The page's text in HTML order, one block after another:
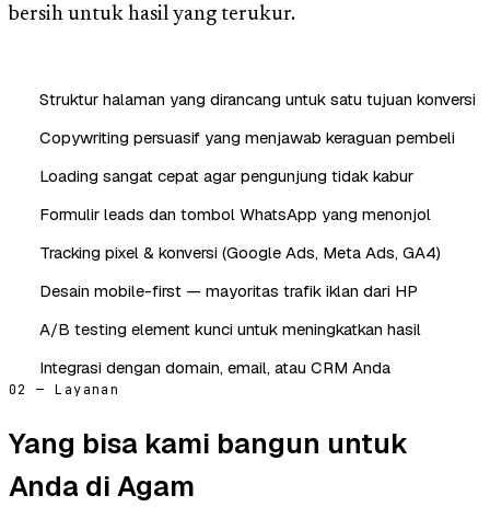
bersih untuk hasil yang terukur.
Struktur halaman yang dirancang untuk satu tujuan konversi
Copywriting persuasif yang menjawab keraguan pembeli
Loading sangat cepat agar pengunjung tidak kabur
Formulir leads dan tombol WhatsApp yang menonjol
Tracking pixel & konversi (Google Ads, Meta Ads, GA4)
Desain mobile-first — mayoritas trafik iklan dari HP
A/B testing element kunci untuk meningkatkan hasil
Integrasi dengan domain, email, atau CRM Anda
02 — Layanan
Yang bisa kami bangun untuk
Anda di Agam